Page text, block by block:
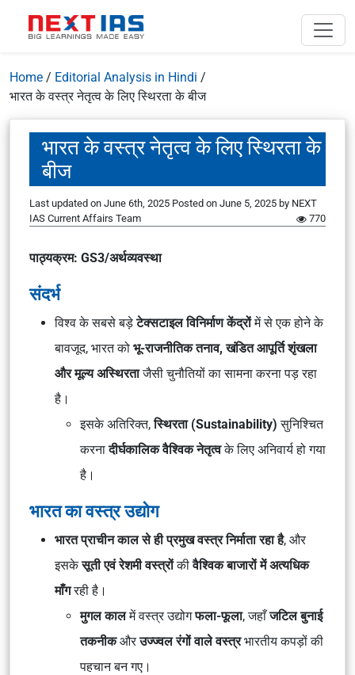
Home / Editorial Analysis in Hindi /
भारत के वस्त्र नेतृत्व के लिए स्थिरता के बीज
भारत के वस्त्र नेतृत्व के लिए स्थिरता के
बीज
Last updated on June 6th, 2025 Posted on June 5, 2025 by NEXT
IAS Current Affairs Team
770
पाठ्यक्रम: GS3/अर्थव्यवस्था
संदर्भ
विश्व के सबसे बड़ेटेक्सटाइल विनिर्माण केंद्रोंमें से एक होने के
बावजूद, भारत को भू-राजनीतिक तनाव, खंडित आपूर्ति शृंखला
और मूल्य अस्थिरताजैसी चुनौतियों का सामना करना पड़ रहा
है।
इसके अतिरिक्त,स्थिरता (Sustainability) सुनिश्चित
करनादीर्घकालिक वैश्विक नेतृत्वके लिए अनिवार्य हो गया
है।
भारत का वस्त्र उद्योग
भारत प्राचीन काल से ही प्रमुख वस्त्र निर्माता रहा है, और
इसकेसूती एवं रेशमी वस्त्रोंकीवैश्विक बाजारों में अत्यधिक
माँगरही है।
मुगल कालमें वस्त्र उद्योगफला-फूला, जहाँजटिल बुनाई
तकनीकऔरउज्ज्वल रंगों वाले वस्त्रभारतीय कपड़ों की
पहचान बन गए।